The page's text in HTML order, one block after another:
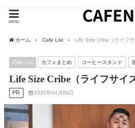
MENU
ホーム Cafe List Life Size Cribe（ライフ
Cafe List カフェまとめ コーヒースタンド
Life Size Cribe（ライフサイ
PR 2020年04月09日